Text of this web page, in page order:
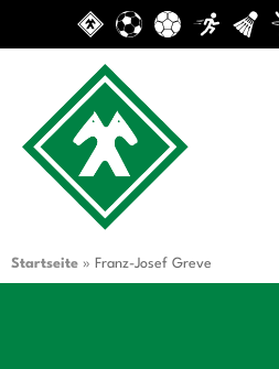
Startseite » Franz-Josef Greve